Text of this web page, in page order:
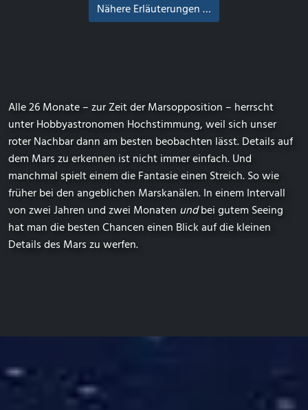
Nähere Erläuterungen …
Alle 26 Monate – zur Zeit der Marsopposition – herrscht
unter Hobbyastronomen Hochstimmung, weil sich unser
roter Nachbar dann am besten beobachten lässt. Details auf
dem Mars zu erkennen ist nicht immer einfach. Und
manchmal spielt einem die Fantasie einen Streich. So wie
früher bei den angeblichen Marskanälen. In einem Intervall
von zwei Jahren und zwei Monaten undbei gutem Seeing
hat man die besten Chancen einen Blick auf die kleinen
Details des Mars zu werfen.